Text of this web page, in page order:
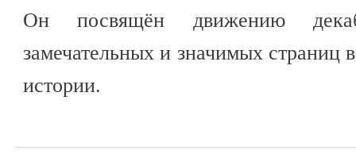
Он посвящён движению
замечательных и значимых страниц
истории.